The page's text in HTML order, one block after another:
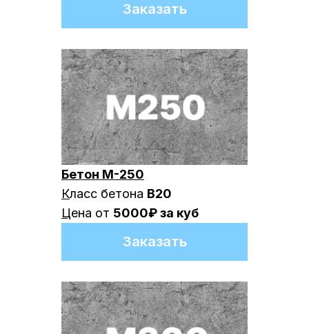
Заказать
Бетон М-250
Класс бетона B20
Цена от 5000₽ за куб
Заказать